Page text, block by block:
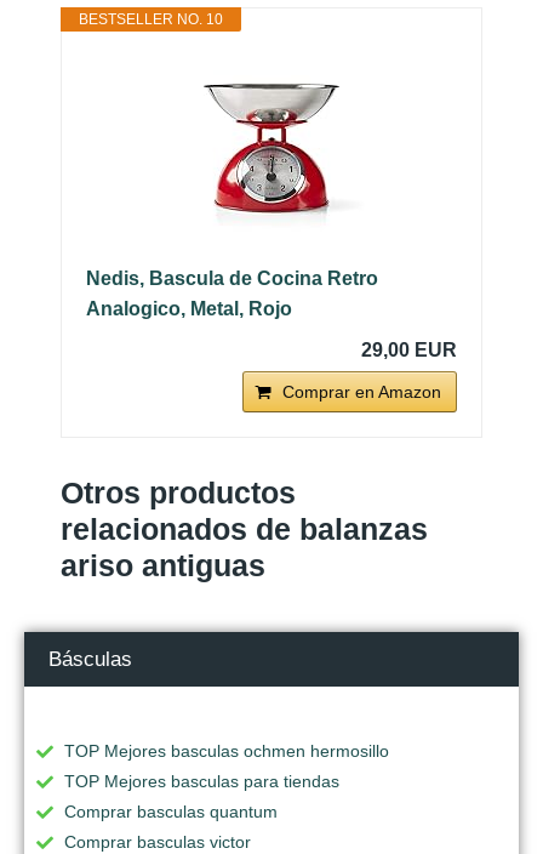
BESTSELLER NO. 10
Nedis, Bascula de Cocina Retro
Analogico, Metal, Rojo
29,00 EUR
Comprar en Amazon
Otros productos
relacionados de balanzas
ariso antiguas
Básculas
TOP Mejores basculas ochmen hermosillo
TOP Mejores basculas para tiendas
Comprar basculas quantum
Comprar basculas victor